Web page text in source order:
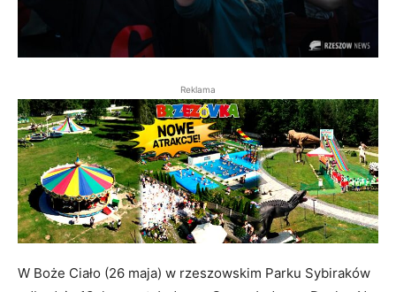
Reklama
W Boże Ciało (26 maja) w rzeszowskim Parku Sybiraków